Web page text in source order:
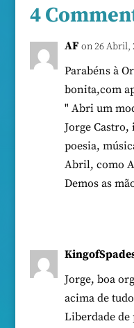
4
AF on 26 Abril,
Parabéns à
bonita,com
" Abri um
Jorge
poesia,
Abril, como
Demos as
Jorge, boa
acima de
Liberdade de